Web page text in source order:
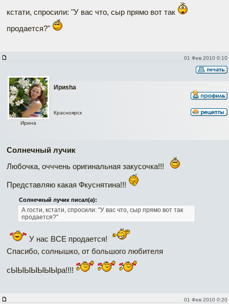
кстати, спросили: "У вас что, сыр прямо вот так
продается?"
01 Фев 2010 0:10
Ириshа
Ирина
Красноярск
Солнечный лучик
Любочка, очччень оригинальная закусочка!!!
Представляю какая Фкуснятина!!!
Солнечный лучик писал(а):
А гости, кстати, спросили: "У вас что, сыр прямо вот так
продается?"
У нас ВСЕ продается!
Спасибо, солнышко, от большого любителя
сЫЫЫЫЫЫЫра!!!!
01 Фев 2010 0:20